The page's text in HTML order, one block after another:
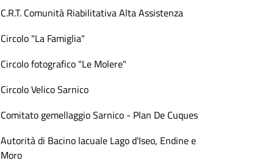
C.R.T. Comunità Riabilitativa Alta Assistenza
Circolo "La Famiglia"
Circolo fotografico "Le Molere"
Circolo Velico Sarnico
Comitato gemellaggio Sarnico - Plan De Cuques
Autorità di Bacino lacuale Lago d'Iseo, Endine e
Moro